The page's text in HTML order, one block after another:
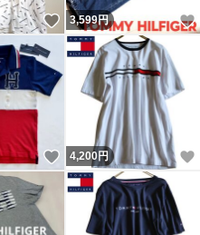
いいね！
3,599円
いいね！
4,200円